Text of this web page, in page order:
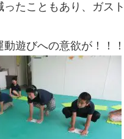
ったこともあり、ガス
遊びへの意欲が！！！